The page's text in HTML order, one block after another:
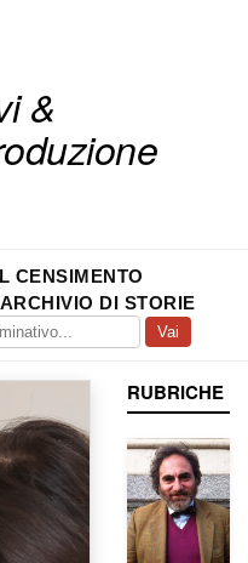
&
CENSIMENTO
ARCHIVIO DI STORIE
Vai
RUBRICHE